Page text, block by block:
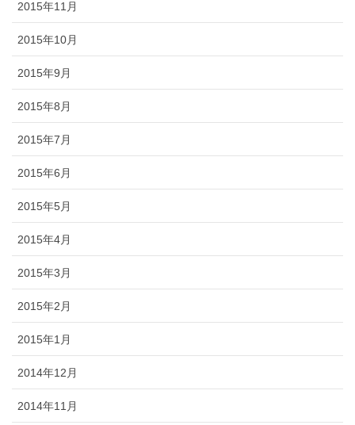
2015年11月
2015年10月
2015年9月
2015年8月
2015年7月
2015年6月
2015年5月
2015年4月
2015年3月
2015年2月
2015年1月
2014年12月
2014年11月